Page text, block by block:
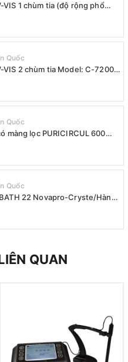
VIS 1 chùm tia (độ rộng phổ
Quốc
VIS 2 chùm tia Model: C-7200 /
Quốc
màng lọc PURICIRCUL 600
Cryste/Hàn Quốc
Quốc
22 Novapro-Cryste/Hàn
QUAN